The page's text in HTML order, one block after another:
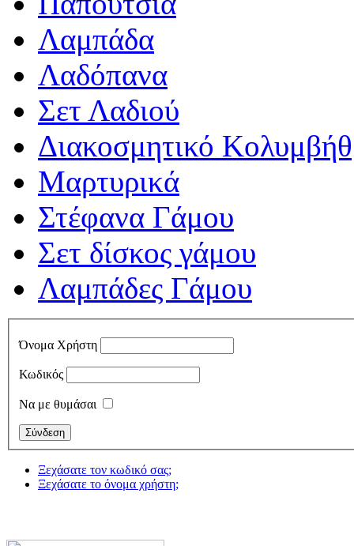
Λαμπάδα
Λαδόπανα
Σετ Λαδιού
Διακοσμητικό
Μαρτυρικά
Στέφανα Γάμου
Σετ δίσκος γάμου
Λαμπάδες Γάμου
Όνομα Χρήστη
Κωδικός
Να με θυμάσαι
Ξεχάσατε τον κωδικό σας;
Ξεχάσατε το όνομα χρήστη;